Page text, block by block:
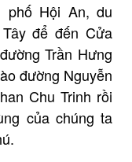
phố Hội An, du
để đến Cửa
Trần Hưng
đường Nguyễn
Chu Trinh rồi
của chúng ta